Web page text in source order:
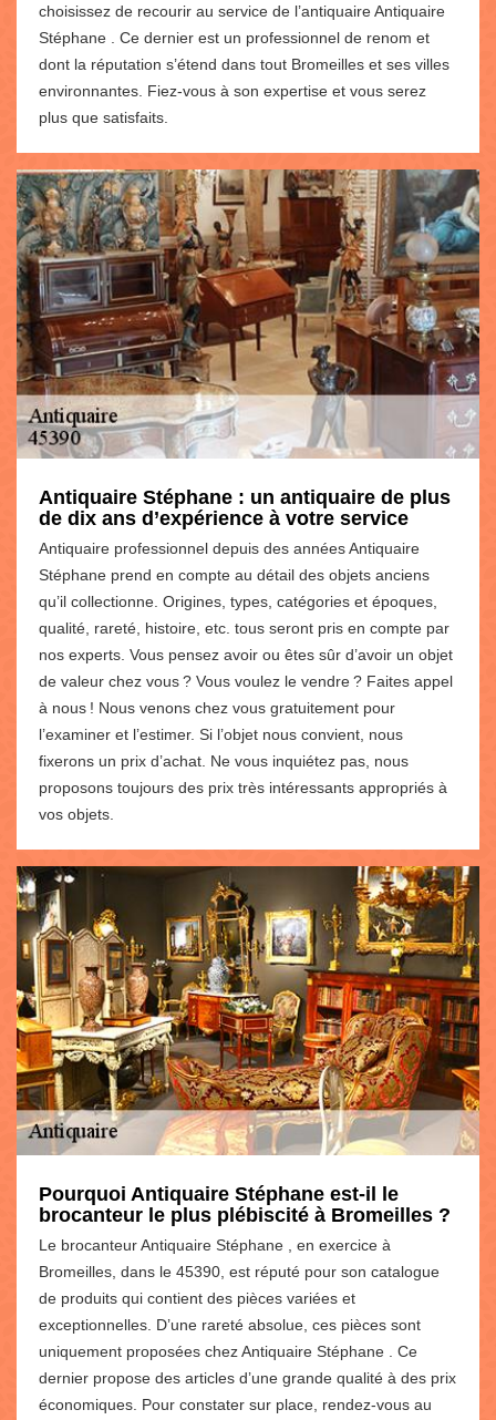
choisissez de recourir au service de l’antiquaire Antiquaire
Stéphane . Ce dernier est un professionnel de renom et
dont la réputation s’étend dans tout Bromeilles et ses villes
environnantes. Fiez-vous à son expertise et vous serez
plus que satisfaits.
Antiquaire Stéphane : un antiquaire de plus
de dix ans d’expérience à votre service
Antiquaire professionnel depuis des années Antiquaire
Stéphane prend en compte au détail des objets anciens
qu’il collectionne. Origines, types, catégories et époques,
qualité, rareté, histoire, etc. tous seront pris en compte par
nos experts. Vous pensez avoir ou êtes sûr d’avoir un objet
de valeur chez vous ? Vous voulez le vendre ? Faites appel
à nous ! Nous venons chez vous gratuitement pour
l’examiner et l’estimer. Si l’objet nous convient, nous
fixerons un prix d’achat. Ne vous inquiétez pas, nous
proposons toujours des prix très intéressants appropriés à
vos objets.
Pourquoi Antiquaire Stéphane est-il le
brocanteur le plus plébiscité à Bromeilles ?
Le brocanteur Antiquaire Stéphane , en exercice à
Bromeilles, dans le 45390, est réputé pour son catalogue
de produits qui contient des pièces variées et
exceptionnelles. D’une rareté absolue, ces pièces sont
uniquement proposées chez Antiquaire Stéphane . Ce
dernier propose des articles d’une grande qualité à des prix
économiques. Pour constater sur place, rendez-vous au